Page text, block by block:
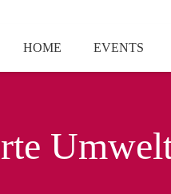
HOME EVENTS